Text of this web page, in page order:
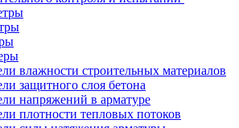
влажности строительных материалов
защитного слоя бетона
напряжений в арматуре
плотности тепловых потоков